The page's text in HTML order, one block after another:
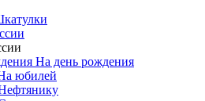
На день рождения
юбилей